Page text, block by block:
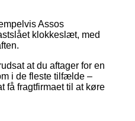
Assos
klokkeslæt, med
at du aftager for en
i de fleste tilfælde –
få fragtfirmaet til at køre